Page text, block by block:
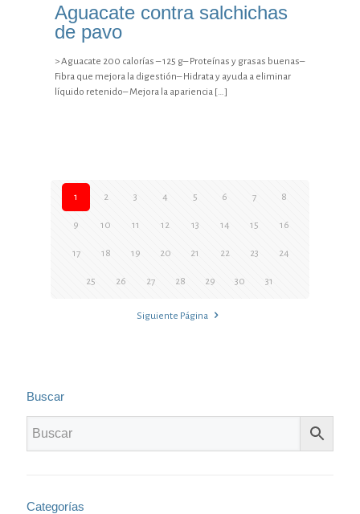
Aguacate contra salchichas
de pavo
> Aguacate 200 calorías – 125 g– Proteínas y grasas buenas–
Fibra que mejora la digestión– Hidrata y ayuda a eliminar
líquido retenido– Mejora la apariencia […]
1 2 3 4 5 6 7 8
9 10 11 12 13 14 15 16
17 18 19 20 21 22 23 24
25 26 27 28 29 30 31
Siguiente Página
Buscar
Categorías